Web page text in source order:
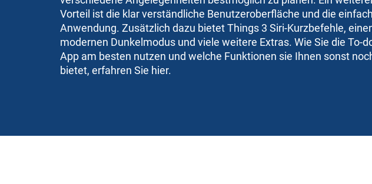
Vorteil ist die klar verständliche Benutzeroberfläche und die
Anwendung. Zusätzlich dazu bietet Things 3 Siri-Kurzbefehle,
modernen Dunkelmodus und viele weitere Extras. Wie Sie die To-
App am besten nutzen und welche Funktionen sie Ihnen sonst
bietet, erfahren Sie hier.